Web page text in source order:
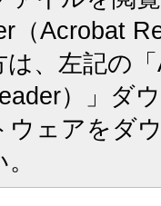
（Acrobat
、左記の
）」ダ
ウェアをダ